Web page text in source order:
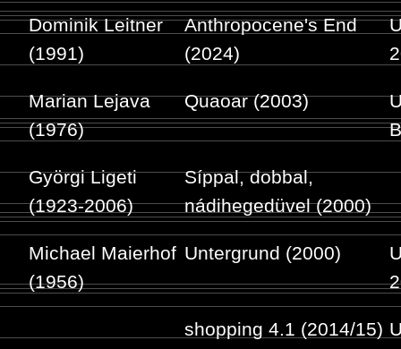
Dominik Leitner
(1991)
Anthropocene's End
(2024)
Marian Lejava
(1976)
Quaoar (2003)
Györgi Ligeti
(1923-2006)
Síppal, dobbal,
nádihegedüvel (2000)
Michael Maierhof
(1956)
Untergrund (2000)
shopping 4.1 (2014/15)